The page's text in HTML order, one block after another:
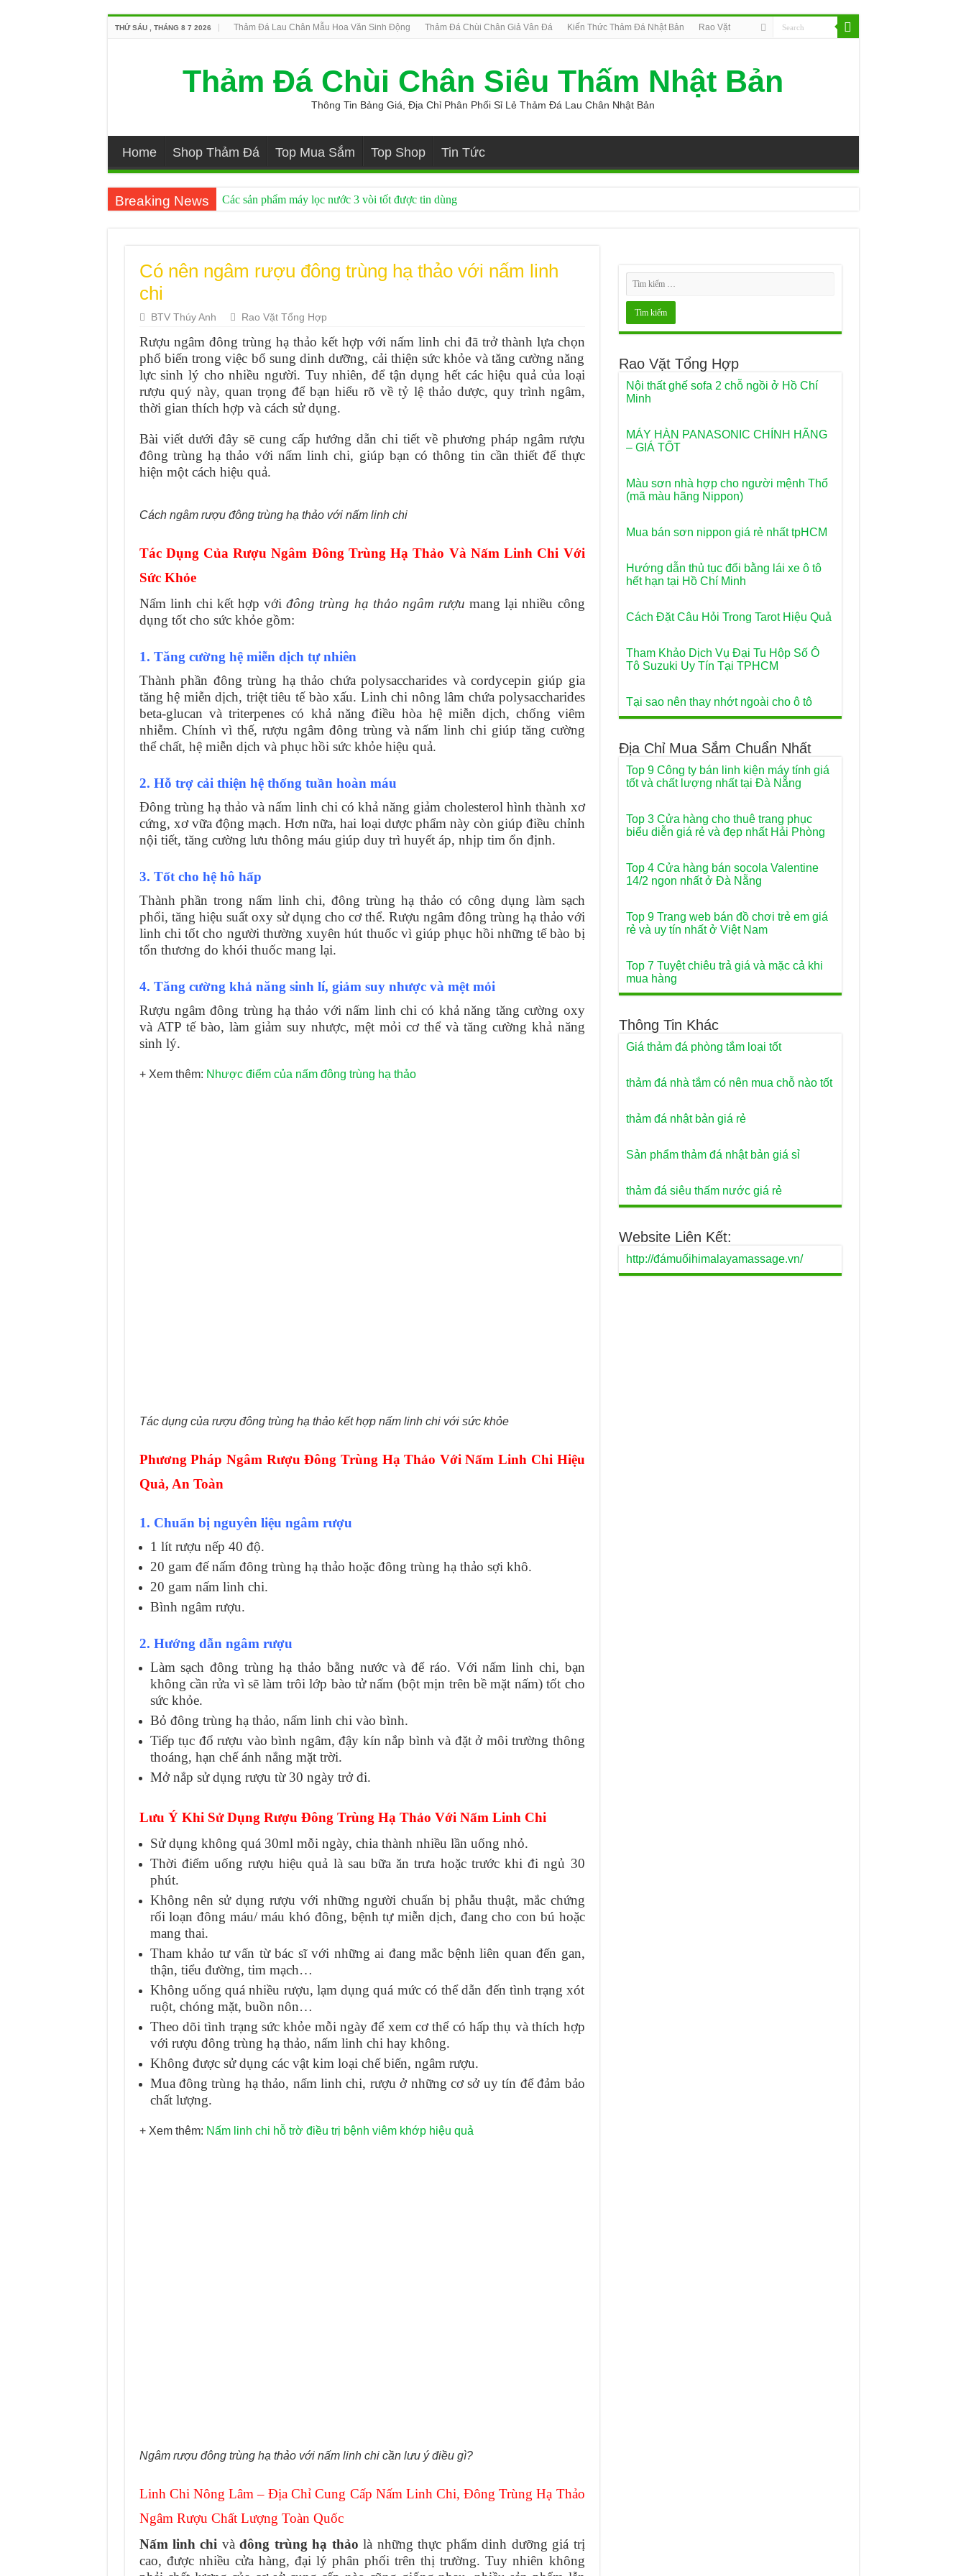
THỨ SÁU , THÁNG 8 7 2026 Thảm Đá Lau Chân Mẫu Hoa Văn Sinh Động Thảm Đá Chùi Chân Giả Vân Đá Kiến Thức Thảm Đá Nhật Bản Rao Vặt
Thảm Đá Chùi Chân Siêu Thấm Nhật Bản
Thông Tin Bảng Giá, Địa Chỉ Phân Phối Sỉ Lẻ Thảm Đá Lau Chân Nhật Bản
Home Shop Thảm Đá Top Mua Sắm Top Shop Tin Tức
Breaking News
Các sản phẩm máy lọc nước 3 vòi tốt được tin dùng
Cung cấp thảm đá chùi chân loại tốt
5 Mẫu Mũ Bác Sĩ Đẹp, Đúng Chuẩn Được Sử Dụng Nhiều Hiện Nay
Tìm chỗ mua thảm đá siêu thấm
Cung cấp thảm đá nhà tắm
Địa điểm thảm đá phòng tắm xịn
Tìm chỗ mua thảm đá siêu thấm nước
Có nên ngâm rượu đông trùng hạ thảo với nấm linh
chi
BTV Thúy Anh Rao Vặt Tổng Hợp
Rượu ngâm đông trùng hạ thảo kết hợp với nấm linh chi đã trở thành lựa chọn
phổ biến trong việc bổ sung dinh dưỡng, cải thiện sức khỏe và tăng cường năng
lực sinh lý cho nhiều người. Tuy nhiên, để tận dụng hết các hiệu quả của loại
rượu quý này, quan trọng để bạn hiểu rõ về tỷ lệ thảo dược, quy trình ngâm,
thời gian thích hợp và cách sử dụng.
Bài viết dưới đây sẽ cung cấp hướng dẫn chi tiết về phương pháp ngâm rượu
đông trùng hạ thảo với nấm linh chi, giúp bạn có thông tin cần thiết để thực
hiện một cách hiệu quả.
Cách ngâm rượu đông trùng hạ thảo với nấm linh chi
Tác Dụng Của Rượu Ngâm Đông Trùng Hạ Thảo Và Nấm Linh Chi Với
Sức Khỏe
Nấm linh chi kết hợp vớiđông trùng hạ thảo ngâm rượu mang lại nhiều công
dụng tốt cho sức khỏe gồm:
1. Tăng cường hệ miễn dịch tự nhiên
Thành phần đông trùng hạ thảo chứa polysaccharides và cordycepin giúp gia
tăng hệ miễn dịch, triệt tiêu tế bào xấu. Linh chi nông lâm chứa polysaccharides
beta-glucan và triterpenes có khả năng điều hòa hệ miễn dịch, chống viêm
nhiễm. Chính vì thế, rượu ngâm đông trùng và nấm linh chi giúp tăng cường
thể chất, hệ miễn dịch và phục hồi sức khỏe hiệu quả.
2. Hỗ trợ cải thiện hệ thống tuần hoàn máu
Đông trùng hạ thảo và nấm linh chi có khả năng giảm cholesterol hình thành xơ
cứng, xơ vữa động mạch. Hơn nữa, hai loại dược phẩm này còn giúp điều chỉnh
nội tiết, tăng cường lưu thông máu giúp duy trì huyết áp, nhịp tim ổn định.
3. Tốt cho hệ hô hấp
Thành phần trong nấm linh chi, đông trùng hạ thảo có công dụng làm sạch
phổi, tăng hiệu suất oxy sử dụng cho cơ thể. Rượu ngâm đông trùng hạ thảo với
linh chi tốt cho người thường xuyên hút thuốc vì giúp phục hồi những tế bào bị
tổn thương do khói thuốc mang lại.
4. Tăng cường khả năng sinh lí, giảm suy nhược và mệt mỏi
Rượu ngâm đông trùng hạ thảo với nấm linh chi có khả năng tăng cường oxy
và ATP tế bào, làm giảm suy nhược, mệt mỏi cơ thể và tăng cường khả năng
sinh lý.
+ Xem thêm: Nhược điểm của nấm đông trùng hạ thảo
Tác dụng của rượu đông trùng hạ thảo kết hợp nấm linh chi với sức khỏe
Phương Pháp Ngâm Rượu Đông Trùng Hạ Thảo Với Nấm Linh Chi Hiệu
Quả, An Toàn
1. Chuẩn bị nguyên liệu ngâm rượu
1 lít rượu nếp 40 độ.
20 gam đế nấm đông trùng hạ thảo hoặc đông trùng hạ thảo sợi khô.
20 gam nấm linh chi.
Bình ngâm rượu.
2. Hướng dẫn ngâm rượu
Làm sạch đông trùng hạ thảo bằng nước và để ráo. Với nấm linh chi, bạn
không cần rửa vì sẽ làm trôi lớp bào tử nấm (bột mịn trên bề mặt nấm) tốt cho
sức khỏe.
Bỏ đông trùng hạ thảo, nấm linh chi vào bình.
Tiếp tục đổ rượu vào bình ngâm, đậy kín nắp bình và đặt ở môi trường thông
thoáng, hạn chế ánh nắng mặt trời.
Mở nắp sử dụng rượu từ 30 ngày trở đi.
Lưu Ý Khi Sử Dụng Rượu Đông Trùng Hạ Thảo Với Nấm Linh Chi
Sử dụng không quá 30ml mỗi ngày, chia thành nhiều lần uống nhỏ.
Thời điểm uống rượu hiệu quả là sau bữa ăn trưa hoặc trước khi đi ngủ 30
phút.
Không nên sử dụng rượu với những người chuẩn bị phẫu thuật, mắc chứng
rối loạn đông máu/ máu khó đông, bệnh tự miễn dịch, đang cho con bú hoặc
mang thai.
Tham khảo tư vấn từ bác sĩ với những ai đang mắc bệnh liên quan đến gan,
thận, tiểu đường, tim mạch…
Không uống quá nhiều rượu, lạm dụng quá mức có thể dẫn đến tình trạng xót
ruột, chóng mặt, buồn nôn…
Theo dõi tình trạng sức khỏe mỗi ngày để xem cơ thể có hấp thụ và thích hợp
với rượu đông trùng hạ thảo, nấm linh chi hay không.
Không được sử dụng các vật kim loại chế biến, ngâm rượu.
Mua đông trùng hạ thảo, nấm linh chi, rượu ở những cơ sở uy tín để đảm bảo
chất lượng.
+ Xem thêm: Nấm linh chi hỗ trờ điều trị bệnh viêm khớp hiệu quả
Ngâm rượu đông trùng hạ thảo với nấm linh chi cần lưu ý điều gì?
Linh Chi Nông Lâm – Địa Chỉ Cung Cấp Nấm Linh Chi, Đông Trùng Hạ Thảo
Ngâm Rượu Chất Lượng Toàn Quốc
Nấm linh chi vàđông trùng hạ thảo là những thực phẩm dinh dưỡng giá trị
cao, được nhiều cửa hàng, đại lý phân phối trên thị trường. Tuy nhiên không
Rao Vặt Tổng Hợp
Nội thất ghế sofa 2 chỗ ngồi ở Hồ Chí
Minh
MÁY HÀN PANASONIC CHÍNH HÃNG
– GIÁ TỐT
Màu sơn nhà hợp cho người mệnh Thổ
(mã màu hãng Nippon)
Mua bán sơn nippon giá rẻ nhất tpHCM
Hướng dẫn thủ tục đổi bằng lái xe ô tô
hết hạn tại Hồ Chí Minh
Cách Đặt Câu Hỏi Trong Tarot Hiệu Quả
Tham Khảo Dịch Vụ Đại Tu Hộp Số Ô
Tô Suzuki Uy Tín Tại TPHCM
Tại sao nên thay nhớt ngoài cho ô tô
Địa Chỉ Mua Sắm Chuẩn Nhất
Top 9 Công ty bán linh kiện máy tính giá
tốt và chất lượng nhất tại Đà Nẵng
Top 3 Cửa hàng cho thuê trang phục
biểu diễn giá rẻ và đẹp nhất Hải Phòng
Top 4 Cửa hàng bán socola Valentine
14/2 ngon nhất ở Đà Nẵng
Top 9 Trang web bán đồ chơi trẻ em giá
rẻ và uy tín nhất ở Việt Nam
Top 7 Tuyệt chiêu trả giá và mặc cả khi
mua hàng
Thông Tin Khác
Giá thảm đá phòng tắm loại tốt
thảm đá nhà tắm có nên mua chỗ nào tốt
thảm đá nhật bản giá rẻ
Sản phẩm thảm đá nhật bản giá sỉ
thảm đá siêu thấm nước giá rẻ
Website Liên Kết:
http://đámuốihimalayamassage.vn/